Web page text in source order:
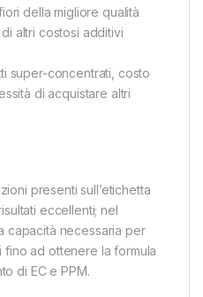
della migliore qualità
altri costosi additivi
super-concentrati, costo
di acquistare altri
presenti sull’etichetta
eccellenti; nel
capacità necessaria per
ad ottenere la formula
di EC e PPM.